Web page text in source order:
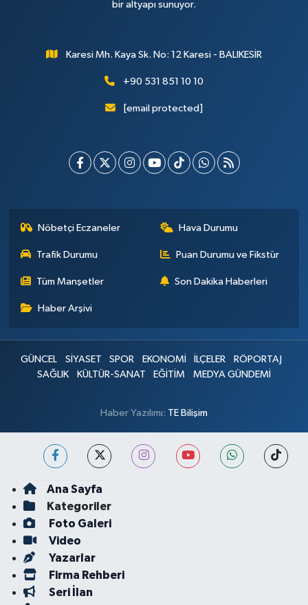
bir altyapı sunuyor.
Karesi Mh. Kaya Sk. No: 12 Karesi - BALIKESİR
+90 531 851 10 10
[email protected]
Nöbetçi Eczaneler Hava Durumu
Trafik Durumu Puan Durumu ve Fikstür
Tüm Manşetler Son Dakika Haberleri
Haber Arşivi
GÜNCEL SİYASET SPOR EKONOMİ İLÇELER
RÖPORTAJ
SAĞLIK
KÜLTÜR-SANAT EĞİTİM MEDYA GÜNDEMİ
Haber Yazılımı: TE Bilişim
Ana Sayfa
Kategoriler
Foto Galeri
Video
Yazarlar
Firma Rehberi
Seri İlan